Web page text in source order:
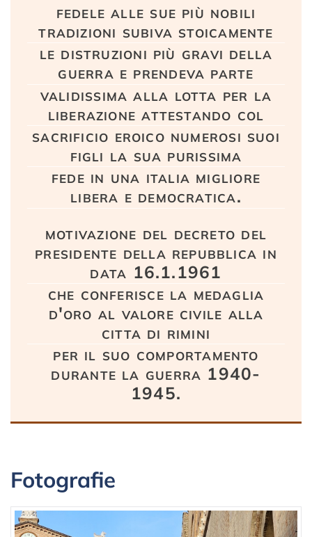
fedele alle sue più nobili
tradizioni subiva stoicamente
le distruzioni più gravi della
guerra e prendeva parte
validissima alla lotta per la
liberazione attestando col
sacrificio eroico numerosi suoi
figli la sua purissima
fede in una italia migliore
libera e democratica.
motivazione del decreto del
presidente della repubblica in
data 16.1.1961
che conferisce la medaglia
d'oro al valore civile alla
citta di rimini
per il suo comportamento
durante la guerra 1940-
1945.
Fotografie